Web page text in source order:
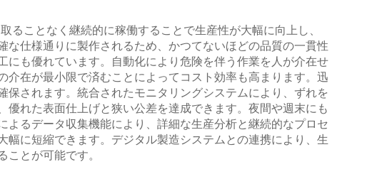
ことなく継続的に稼働することで生産性が大幅に向上し、
仕様通りに製作されるため、かつてないほどの品質の一貫性
も優れています。自動化により危険を伴う作業を人が介在せ
在が最小限で済むことによってコスト効率も高まります。迅
されます。統合されたモニタリングシステムにより、ずれを
れた表面仕上げと狭い公差を達成できます。夜間や週末にも
るデータ収集機能により、詳細な生産分析と継続的なプロセ
に短縮できます。デジタル製造システムとの連携により、生
とが可能です。